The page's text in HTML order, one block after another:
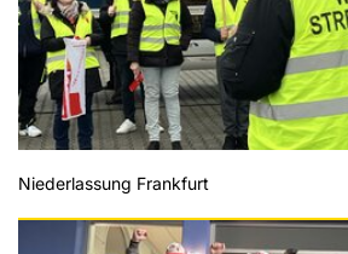
Niederlassung Frankfurt